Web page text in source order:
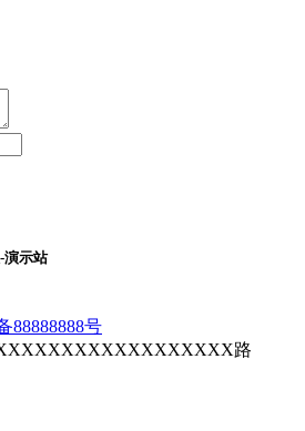
演示站
88888888号
路